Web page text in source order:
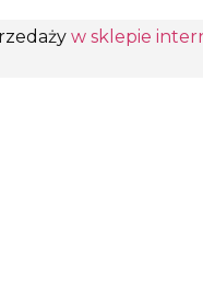
w sklepie